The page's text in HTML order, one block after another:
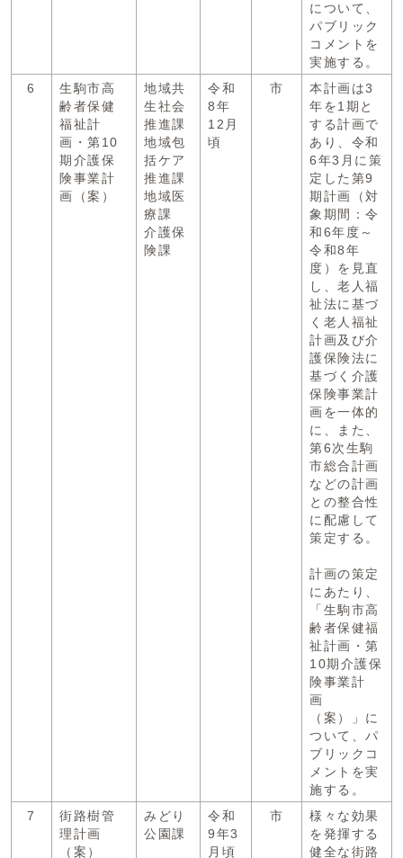
について、
パブリック
コメントを
実施する。
6
生駒市高
齢者保健
福祉計
画・第10
期介護保
険事業計
画（案）
地域共
生社会
推進課
地域包
括ケア
推進課
地域医
療課
介護保
険課
令和
8年
12月
頃
市
本計画は3
年を1期と
する計画で
あり、令和
6年3月に策
定した第9
期計画（対
象期間：令
和6年度～
令和8年
度）を見直
し、老人福
祉法に基づ
く老人福祉
計画及び介
護保険法に
基づく介護
保険事業計
画を一体的
に、また、
第6次生駒
市総合計画
などの計画
との整合性
に配慮して
策定する。
計画の策定
にあたり、
「生駒市高
齢者保健福
祉計画・第
10期介護保
険事業計
画
（案）」に
ついて、パ
ブリックコ
メントを実
施する。
7
街路樹管
理計画
（案）
みどり
公園課
令和
9年3
月頃
市
様々な効果
を発揮する
健全な街路